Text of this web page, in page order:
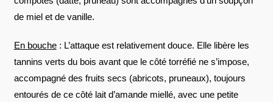
de miel et de vanille.
En bouche: L’attaque est relativement douce. Elle libère les
tannins verts du bois avant que le côté torréfié ne s’impose,
accompagné des fruits secs (abricots, pruneaux), toujours
entourés de ce côté lait d’amande miellé, avec une petite